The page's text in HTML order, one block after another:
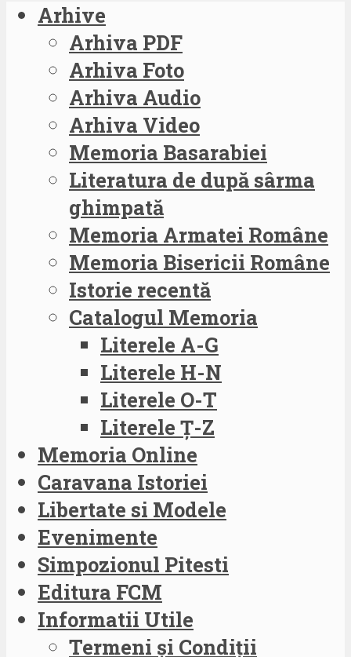
Arhive
Arhiva PDF
Arhiva Foto
Arhiva Audio
Arhiva Video
Memoria Basarabiei
Literatura de după sârma
ghimpată
Memoria Armatei Române
Memoria Bisericii Române
Istorie recentă
Catalogul Memoria
Literele A-G
Literele H-N
Literele O-T
Literele Ț-Z
Memoria Online
Caravana Istoriei
Libertate si Modele
Evenimente
Simpozionul Pitesti
Editura FCM
Informatii Utile
Termeni și Condiții